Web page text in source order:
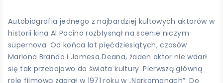
Autobiografia jednego z najbardziej kultowych aktorów w
historii kina Al Pacino rozbłysnął na scenie niczym
supernova. Od końca lat pięćdziesiątych, czasów
Marlona Brando i Jamesa Deana, żaden aktor nie wdarł
się tak przebojowo do świata kultury. Pierwszą główną
rolę filmową zagrał w 1971 roku w „Narkomanach”. Do